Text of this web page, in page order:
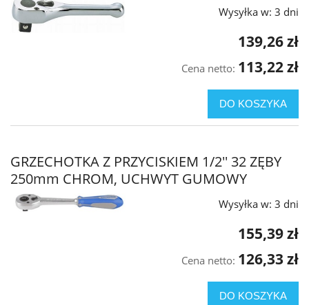
Wysyłka w: 3 dni
139,26 zł
Cena netto: 113,22 zł
DO KOSZYKA
GRZECHOTKA Z PRZYCISKIEM 1/2'' 32 ZĘBY
250mm CHROM, UCHWYT GUMOWY
Wysyłka w: 3 dni
155,39 zł
Cena netto: 126,33 zł
DO KOSZYKA